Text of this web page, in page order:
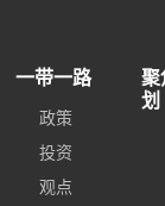
一带一路
政策
投资
观点
聚
划